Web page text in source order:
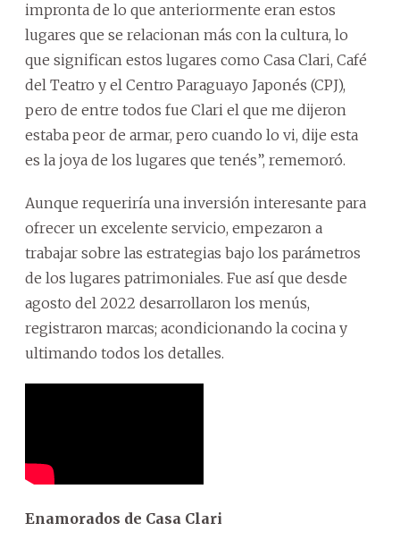
impronta de lo que anteriormente eran estos
lugares que se relacionan más con la cultura, lo
que significan estos lugares como Casa Clari, Café
del Teatro y el Centro Paraguayo Japonés (CPJ),
pero de entre todos fue Clari el que me dijeron
estaba peor de armar, pero cuando lo vi, dije esta
es la joya de los lugares que tenés”, rememoró.
Aunque requeriría una inversión interesante para
ofrecer un excelente servicio, empezaron a
trabajar sobre las estrategias bajo los parámetros
de los lugares patrimoniales. Fue así que desde
agosto del 2022 desarrollaron los menús,
registraron marcas; acondicionando la cocina y
ultimando todos los detalles.
Enamorados de Casa Clari